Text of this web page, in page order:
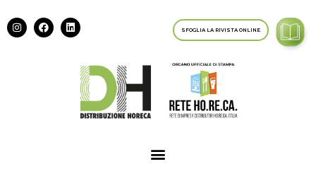
SFOGLIA LA RIVISTA ONLINE